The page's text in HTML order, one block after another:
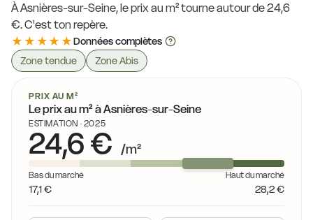
À Asnières-sur-Seine, le prix au m² tourne autour de 24,6
€. C'est ton repère.
★★★★★Données complètes
Zone tendue
Zone Abis
PRIX AU M²
Le prix au m² à Asnières-sur-Seine
ESTIMATION · 2025
24,6 € /m²
Bas du marché
17,1 €
Haut du marché
28,2 €